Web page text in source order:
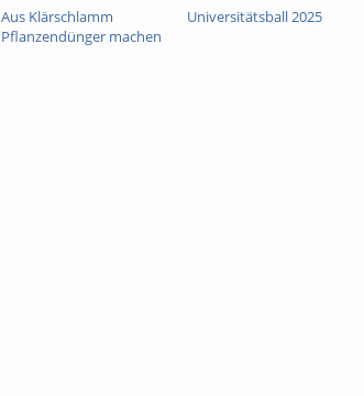
Aus Klärschlamm
Pflanzendünger machen
Universitätsball 2025